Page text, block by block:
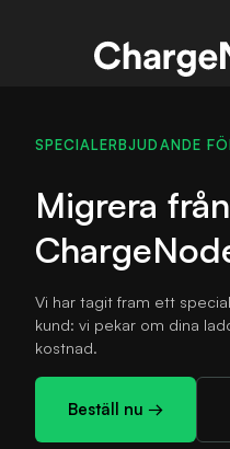
SPECIALERBJUDANDE
Migrera
Vi har tagit fram ett
kund: vi pekar om dina
kostnad.
Beställ nu →